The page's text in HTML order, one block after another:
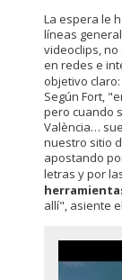
La espera le
líneas
videoclips,
en redes e
objetivo claro:
Según Fort,
pero cuando
València…
nuestro sitio
apostando
letras y por
allí", asiente